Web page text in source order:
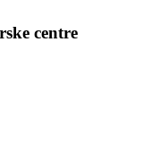
centre